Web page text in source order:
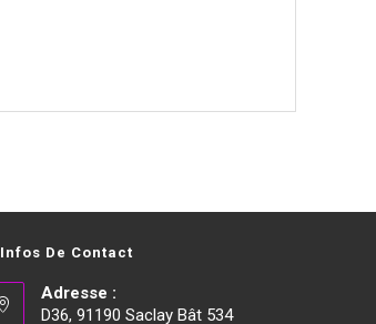
Infos De Contact
Adresse :
D36, 91190 Saclay Bât 534